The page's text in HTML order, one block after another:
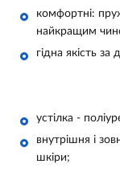
комфортні:
найкращим
гідна якість
устілка -
внутрішня і
шкіри;